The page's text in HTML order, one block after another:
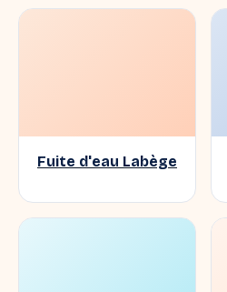
Fuite d'eau Labège